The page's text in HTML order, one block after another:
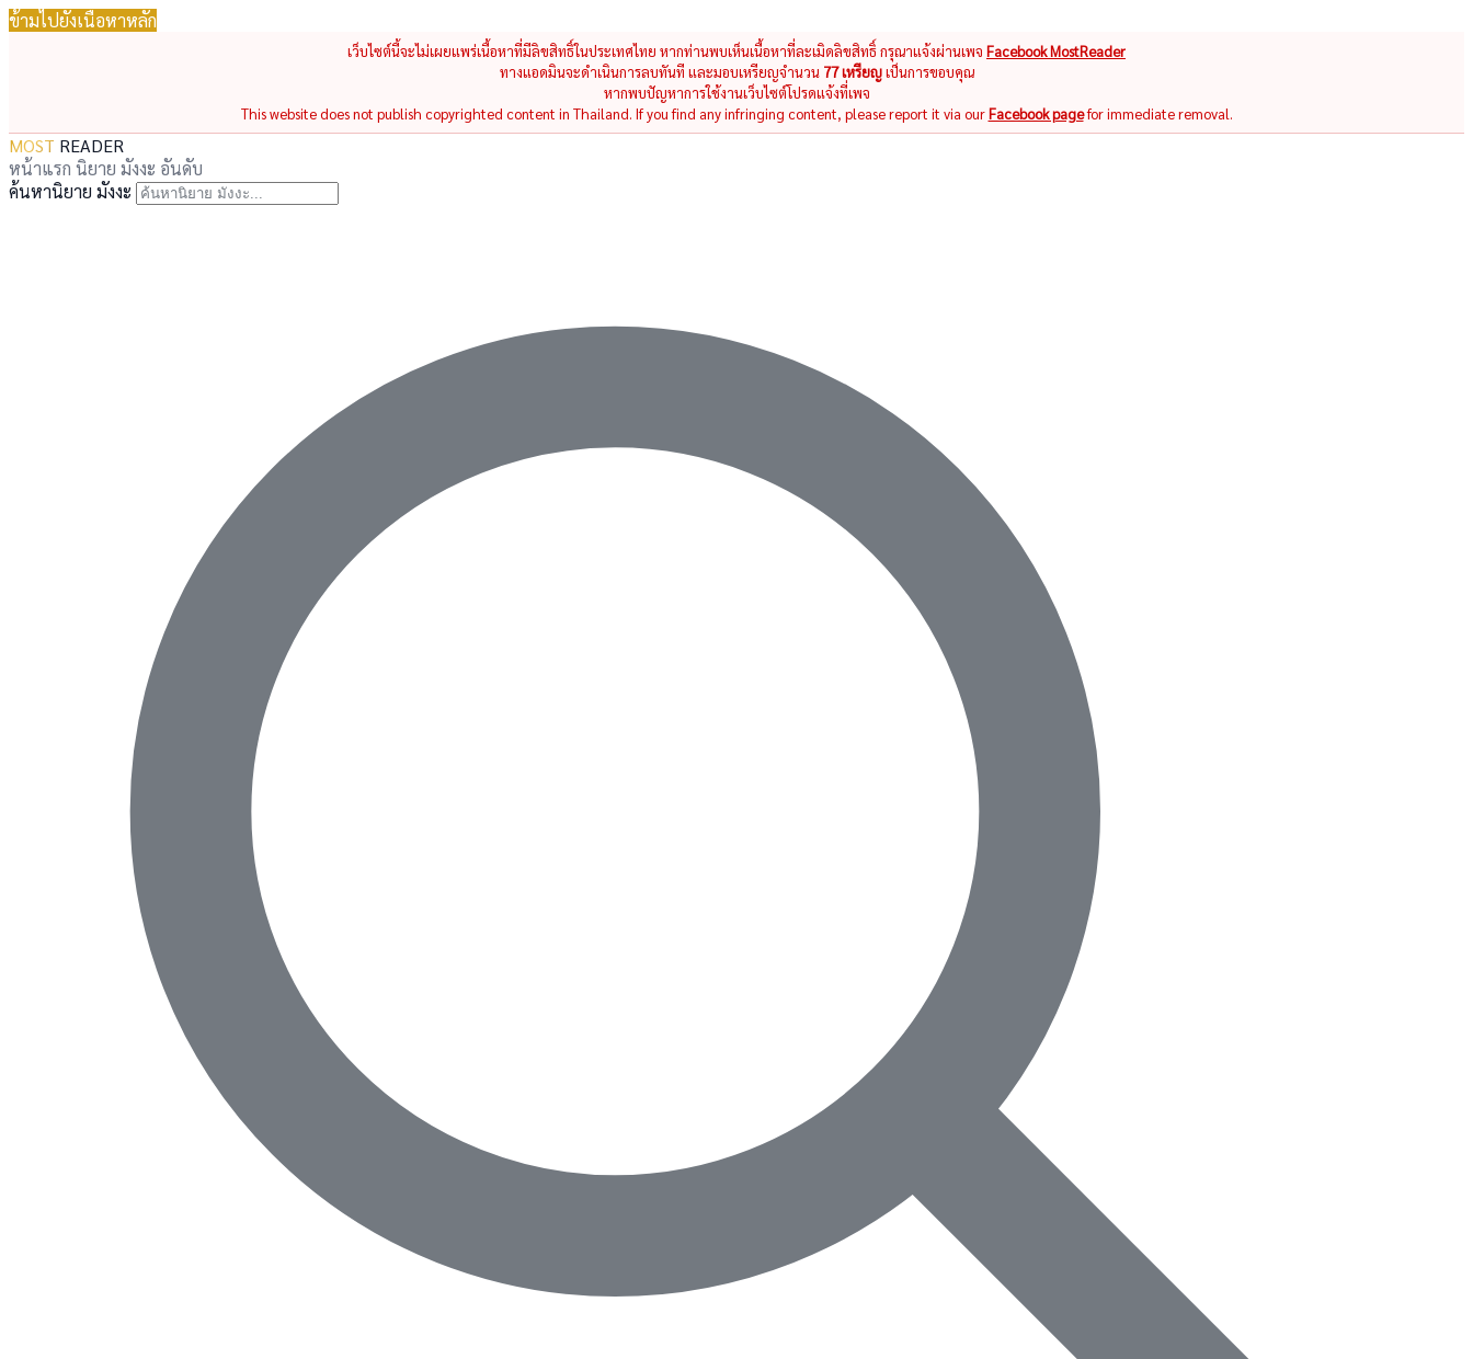
ข้ามไปยังเนื้อหาหลัก
เว็บไซต์นี้จะไม่เผยแพร่เนื้อหาที่มีลิขสิทธิ์ในประเทศไทย หากท่านพบเห็นเนื้อหาที่ละเมิดลิขสิทธิ์ กรุณาแจ้งผ่านเพจ Facebook MostReader
ทางแอดมินจะดำเนินการลบทันที และมอบเหรียญจำนวน 77 เหรียญเป็นการขอบคุณ
หากพบปัญหาการใช้งานเว็บไซต์โปรดแจ้งที่เพจ
This website does not publish copyrighted content in Thailand. If you find any infringing content, please report it via ourFacebook pagefor immediate removal.
MOST READER
หน้าแรก นิยาย มังงะ อันดับ
ค้นหานิยาย มังงะ